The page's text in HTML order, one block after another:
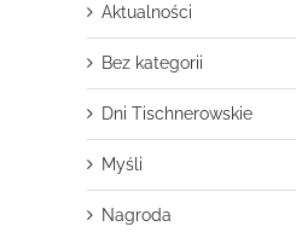
Aktualności
Bez kategorii
Dni Tischnerowskie
Myśli
Nagroda